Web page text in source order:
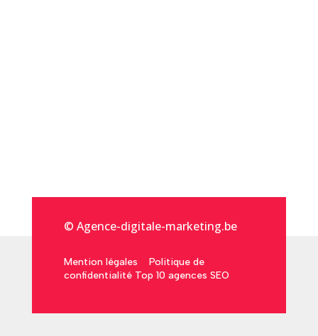
© Agence-digitale-marketing.be
Mention légales
Politique de
confidentialité Top 10 agences SEO